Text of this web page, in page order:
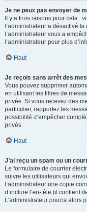
Je ne peux pas envoyer de
Il y a trois raisons pour cela :
l’administrateur a désactivé
l’administrateur vous a
l’administrateur pour plus
Haut
Je reçois sans arrêt des
Vous pouvez supprimer
en utilisant les filtres de
privée. Si vous recevez des
particulier, rapportez les
possibilité d’empêcher
privés.
Haut
J’ai reçu un spam ou un
Le formulaire de courrier
suivre les utilisateurs qui
l’administrateur une copie
d’inclure l’en-tête (il contient
L’administrateur pourra alors